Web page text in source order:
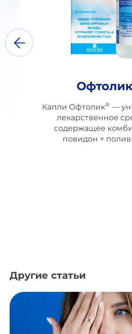
Офтолик
Капли Офтолик® —
лекарственное
содержащее
повидон +
Другие статьи